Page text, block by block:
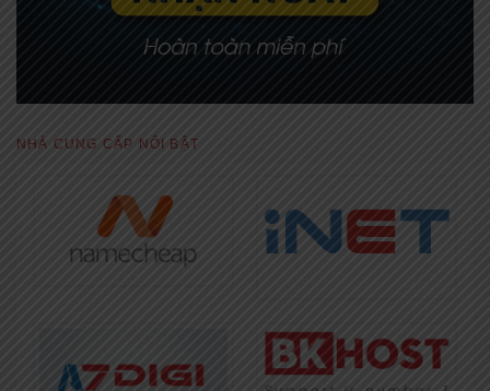
NHÀ CUNG CẤP NỔI BẬT